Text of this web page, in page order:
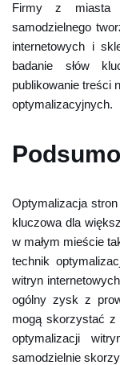
Firmy z miasta
samodzielnego
internetowych i
badanie słów
publikowanie treści
optymalizacyjnych.
Optymalizacja
kluczowa dla
w małym mieście
technik
witryn
ogólny zysk z
mogą skorzystać z
optymalizacji
samodzielnie